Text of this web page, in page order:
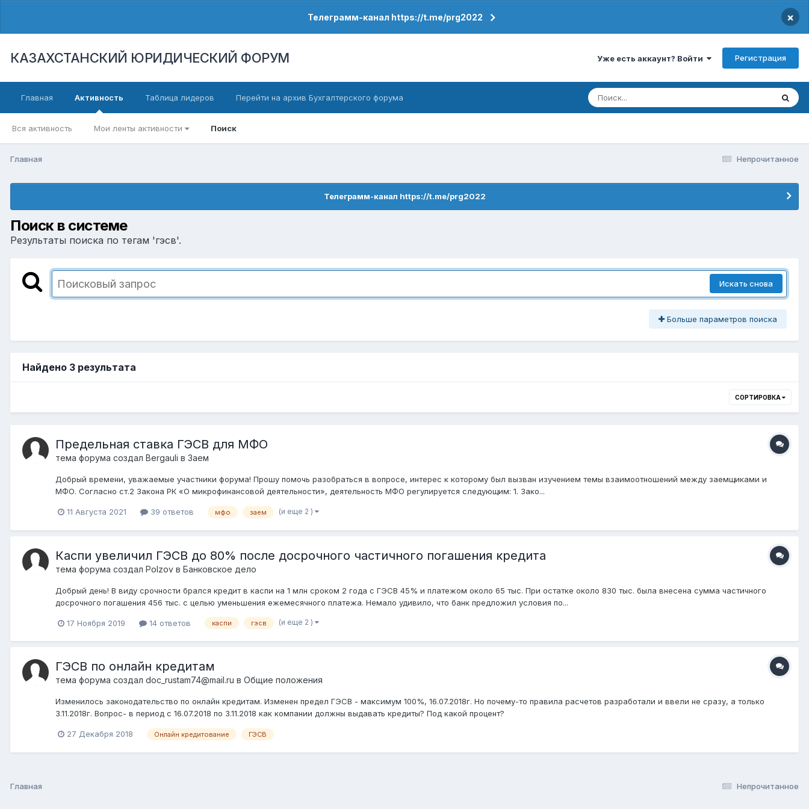
Телеграмм-канал https://t.me/prg2022 ×
КАЗАХСТАНСКИЙ ЮРИДИЧЕСКИЙ ФОРУМ Уже есть аккаунт? Войти Регистрация
Главная Активность
Вся активность Мои ленты активности Поиск
Таблица лидеров Перейти на архив Бухгалтерского форума
Непрочитанное
Главная
Телеграмм-канал https://t.me/prg2022
Поиск в системе
Результаты поиска по тегам 'гэсв'.
Искать снова
Больше параметров поиска
Найдено 3 результата
СОРТИРОВКА
Предельная ставка ГЭСВ для МФО
тема форума создал Bergauli в Заем
Добрый времени, уважаемые участники форума! Прошу помочь разобраться в вопросе, интерес к которому был вызван изучением темы взаимоотношений между заемщиками и
МФО. Согласно ст.2 Закона РК «О микрофинансовой деятельности», деятельность МФО регулируется следующим: 1. Зако...
11 Августа 2021 39 ответов мфо заем (и еще 2 )
Каспи увеличил ГЭСВ до 80% после досрочного частичного погашения кредита
тема форума создал Polzov в Банковское дело
Добрый день! В виду срочности брался кредит в каспи на 1 млн сроком 2 года с ГЭСВ 45% и платежом около 65 тыс. При остатке около 830 тыс. была внесена сумма частичного
досрочного погашения 456 тыс. с целью уменьшения ежемесячного платежа. Немало удивило, что банк предложил условия по...
17 Ноября 2019 14 ответов каспи гэсв (и еще 2 )
ГЭСВ по онлайн кредитам
тема форума создал doc_rustam74@mail.ru в Общие положения
Изменилось законодательство по онлайн кредитам. Изменен предел ГЭСВ - максимум 100%, 16.07.2018г. Но почему-то правила расчетов разработали и ввели не сразу, а только
3.11.2018г. Вопрос- в период с 16.07.2018 по 3.11.2018 как компании должны выдавать кредиты? Под какой процент?
27 Декабря 2018 Онлайн кредитование ГЭСВ
Непрочитанное
Главная